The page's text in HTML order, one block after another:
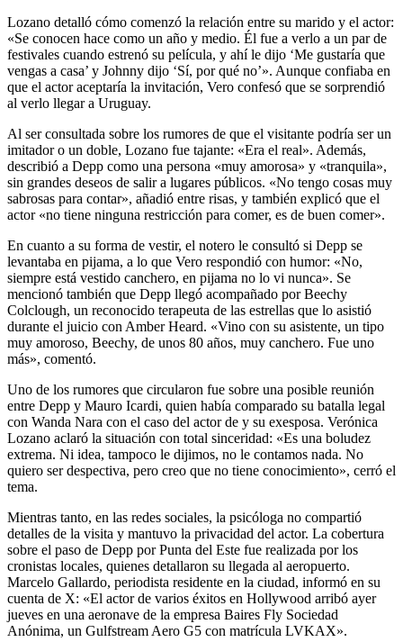
Lozano detalló cómo comenzó la relación entre su marido y el actor:
«Se conocen hace como un año y medio. Él fue a verlo a un par de
festivales cuando estrenó su película, y ahí le dijo ‘Me gustaría que
vengas a casa’ y Johnny dijo ‘Sí, por qué no’». Aunque confiaba en
que el actor aceptaría la invitación, Vero confesó que se sorprendió
al verlo llegar a Uruguay.
Al ser consultada sobre los rumores de que el visitante podría ser un
imitador o un doble, Lozano fue tajante: «Era el real». Además,
describió a Depp como una persona «muy amorosa» y «tranquila»,
sin grandes deseos de salir a lugares públicos. «No tengo cosas muy
sabrosas para contar», añadió entre risas, y también explicó que el
actor «no tiene ninguna restricción para comer, es de buen comer».
En cuanto a su forma de vestir, el notero le consultó si Depp se
levantaba en pijama, a lo que Vero respondió con humor: «No,
siempre está vestido canchero, en pijama no lo vi nunca». Se
mencionó también que Depp llegó acompañado por Beechy
Colclough, un reconocido terapeuta de las estrellas que lo asistió
durante el juicio con Amber Heard. «Vino con su asistente, un tipo
muy amoroso, Beechy, de unos 80 años, muy canchero. Fue uno
más», comentó.
Uno de los rumores que circularon fue sobre una posible reunión
entre Depp y Mauro Icardi, quien había comparado su batalla legal
con Wanda Nara con el caso del actor de y su exesposa. Verónica
Lozano aclaró la situación con total sinceridad: «Es una boludez
extrema. Ni idea, tampoco le dijimos, no le contamos nada. No
quiero ser despectiva, pero creo que no tiene conocimiento», cerró el
tema.
Mientras tanto, en las redes sociales, la psicóloga no compartió
detalles de la visita y mantuvo la privacidad del actor. La cobertura
sobre el paso de Depp por Punta del Este fue realizada por los
cronistas locales, quienes detallaron su llegada al aeropuerto.
Marcelo Gallardo, periodista residente en la ciudad, informó en su
cuenta de X: «El actor de varios éxitos en Hollywood arribó ayer
jueves en una aeronave de la empresa Baires Fly Sociedad
Anónima, un Gulfstream Aero G5 con matrícula LVKAX».